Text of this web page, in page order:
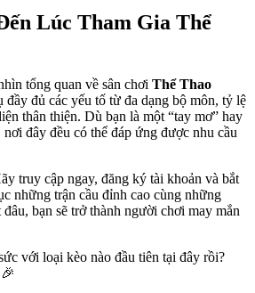
Lúc Tham Gia Thể
tổng quan về sân chơi Thể Thao
đầy đủ các yếu tố từ đa dạng bộ môn, tỷ lệ
thân thiện. Dù bạn là một “tay mơ” hay
đây đều có thể đáp ứng được nhu cầu
truy cập ngay, đăng ký tài khoản và bắt
những trận cầu đỉnh cao cùng những
bạn sẽ trở thành người chơi may mắn
với loại kèo nào đầu tiên tại đây rồi?